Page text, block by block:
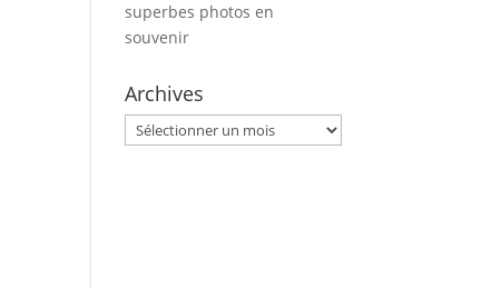
superbes photos en
souvenir
Archives
Archives